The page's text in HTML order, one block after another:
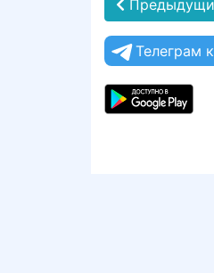
Телеграм